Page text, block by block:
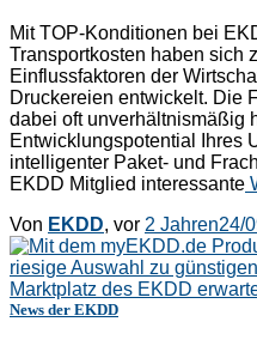
Mit TOP-Konditionen bei
Transportkosten haben sich
Einflussfaktoren der
Druckereien entwickelt. Die
dabei oft unverhältnismäßig
Entwicklungspotential Ihres
intelligenter Paket- und
EKDD Mitglied interessante
Von EKDD, vor 2 Jahren24/
News der EKDD